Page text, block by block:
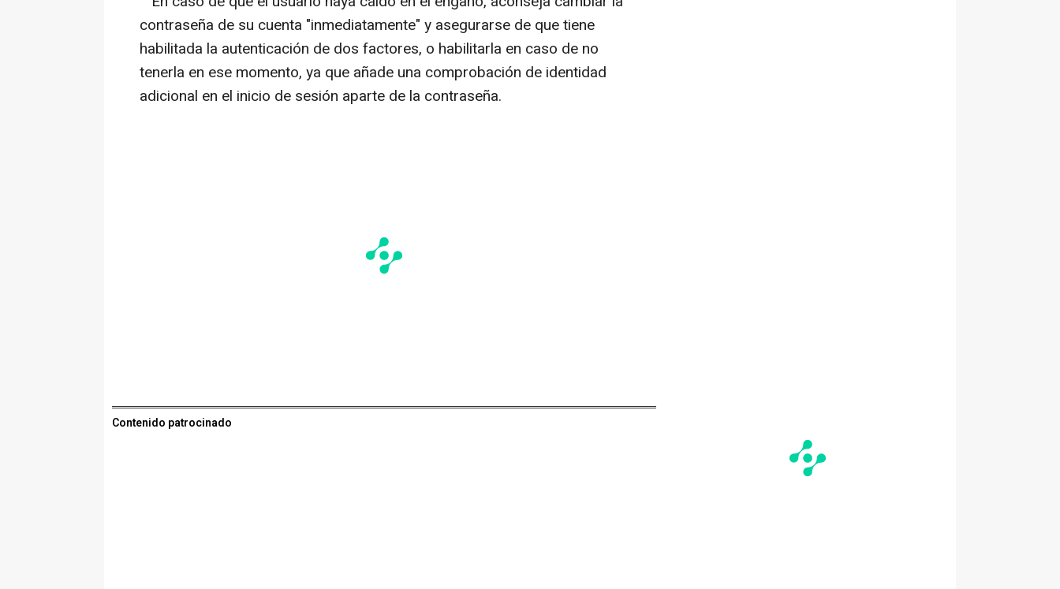
contraseña de su cuenta "inmediatamente" y asegurarse de que tiene
habilitada la autenticación de dos factores, o habilitarla en caso de no
tenerla en ese momento, ya que añade una comprobación de identidad
adicional en el inicio de sesión aparte de la contraseña.
Contenido patrocinado